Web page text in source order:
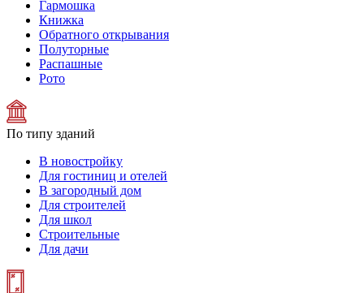
Гармошка
Книжка
Обратного открывания
Полуторные
Распашные
Рото
По типу зданий
В новостройку
Для гостиниц и отелей
В загородный дом
Для строителей
Для школ
Строительные
Для дачи